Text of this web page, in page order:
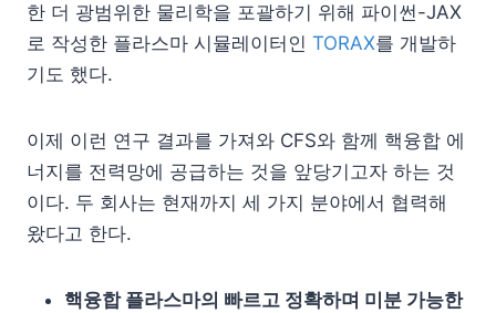
한 더 광범위한 물리학을 포괄하기 위해 파이썬-JAX
로 작성한 플라스마 시뮬레이터인 TORAX를 개발하
기도 했다.
이제 이런 연구 결과를 가져와 CFS와 함께 핵융합 에
너지를 전력망에 공급하는 것을 앞당기고자 하는 것
이다. 두 회사는 현재까지 세 가지 분야에서 협력해
왔다고 한다.
핵융합 플라스마의 빠르고 정확하며 미분 가능한